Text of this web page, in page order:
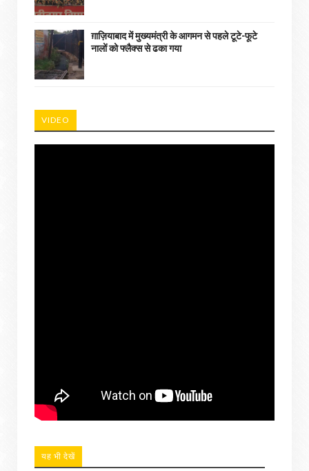
ग़ाज़ियाबाद में मुख्यमंत्री के आगमन से पहले टूटे-फूटे
नालों को फ्लैक्स से ढका गया
VIDEO
यह भी देखें